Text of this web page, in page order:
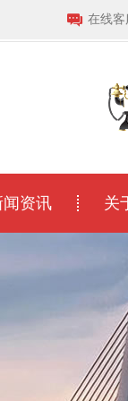
在线客
闻资讯 关